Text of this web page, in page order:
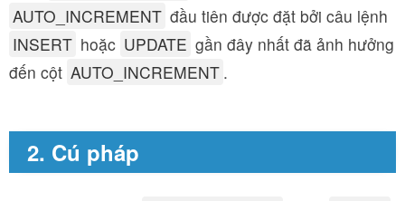
AUTO_INCREMENT đầu tiên được đặt bởi câu lệnh
INSERT hoặc UPDATE gần đây nhất đã ảnh hưởng
đến cột AUTO_INCREMENT .
2. Cú pháp